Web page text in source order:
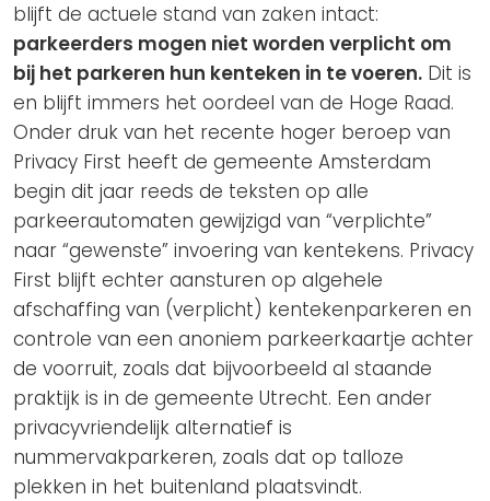
blijft de actuele stand van zaken intact:
parkeerders mogen niet worden verplicht om
bij het parkeren hun kenteken in te voeren. Dit is
en blijft immers het oordeel van de Hoge Raad.
Onder druk van het recente hoger beroep van
Privacy First heeft de gemeente Amsterdam
begin dit jaar reeds de teksten op alle
parkeerautomaten gewijzigd van “verplichte”
naar “gewenste” invoering van kentekens. Privacy
First blijft echter aansturen op algehele
afschaffing van (verplicht) kentekenparkeren en
controle van een anoniem parkeerkaartje achter
de voorruit, zoals dat bijvoorbeeld al staande
praktijk is in de gemeente Utrecht. Een ander
privacyvriendelijk alternatief is
nummervakparkeren, zoals dat op talloze
plekken in het buitenland plaatsvindt.